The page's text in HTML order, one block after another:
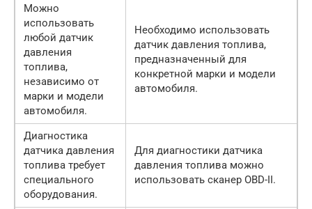
Можно
использовать
любой датчик
давления
топлива,
независимо от
марки и модели
автомобиля.
Необходимо использовать
датчик давления топлива,
предназначенный для
конкретной марки и модели
автомобиля.
Диагностика
датчика давления
топлива требует
специального
оборудования.
Для диагностики датчика
давления топлива можно
использовать сканер OBD-II.